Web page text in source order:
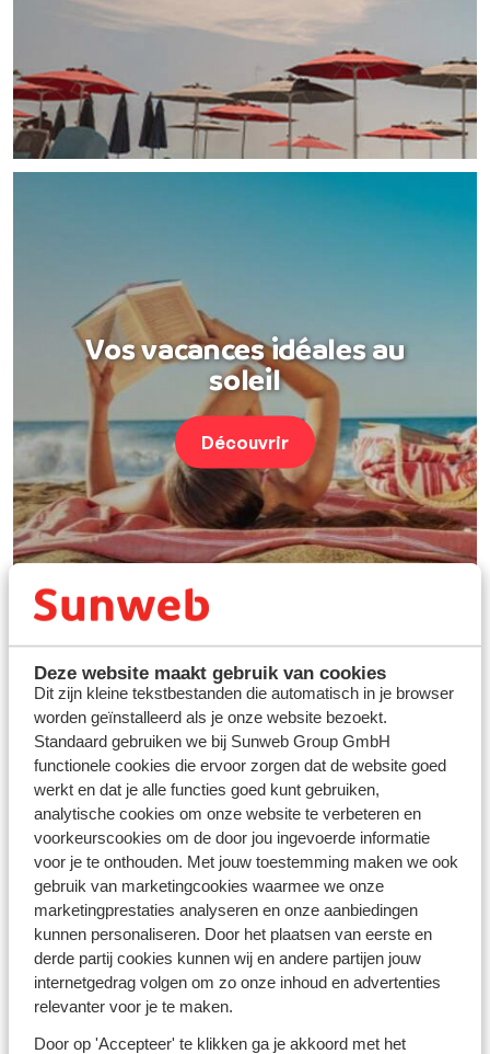
Deze website maakt gebruik van cookies
Dit zijn kleine tekstbestanden die automatisch in je browser
worden geïnstalleerd als je onze website bezoekt.
Standaard gebruiken we bij Sunweb Group GmbH
functionele cookies die ervoor zorgen dat de website goed
werkt en dat je alle functies goed kunt gebruiken,
analytische cookies om onze website te verbeteren en
voorkeurscookies om de door jou ingevoerde informatie
voor je te onthouden. Met jouw toestemming maken we ook
gebruik van marketingcookies waarmee we onze
marketingprestaties analyseren en onze aanbiedingen
kunnen personaliseren. Door het plaatsen van eerste en
derde partij cookies kunnen wij en andere partijen jouw
internetgedrag volgen om zo onze inhoud en advertenties
relevanter voor je te maken.
Door op 'Accepteer' te klikken ga je akkoord met het
Vos vacances idéales au
soleil
Découvrir
Vos vacances idéales au
ski
Découvrir